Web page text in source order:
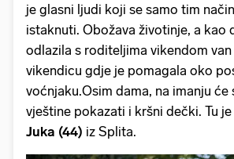
je glasni ljudi koji se samo tim
istaknuti. Obožava životinje, a kao
odlazila s roditeljima vikendom van
vikendicu gdje je pomagala oko
voćnjaku.Osim dama, na imanju će
vještine pokazati i kršni dečki. Tu je
Juka (44) iz Splita.